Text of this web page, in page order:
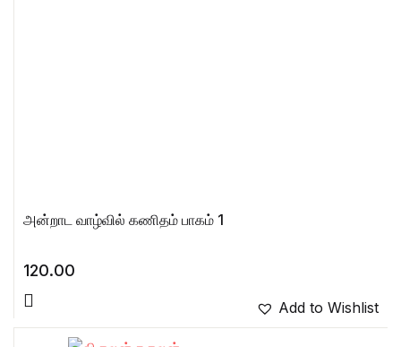
அன்றாட வாழ்வில் கணிதம் பாகம் 1
120.00
Add to Wishlist